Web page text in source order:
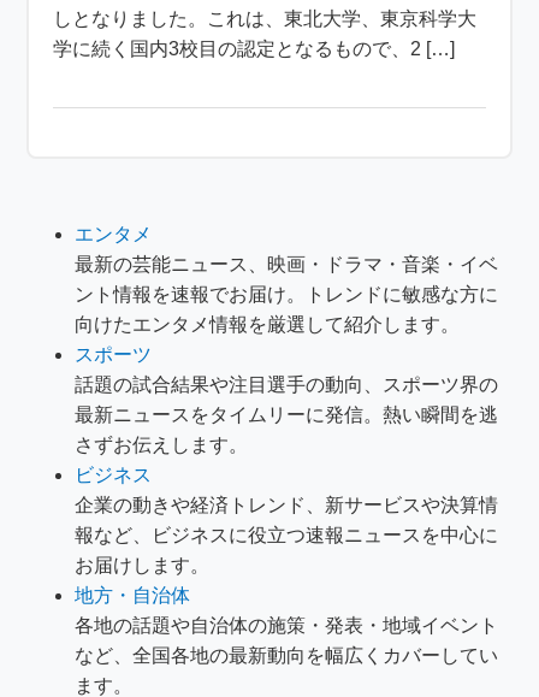
しとなりました。これは、東北大学、東京科学大
学に続く国内3校目の認定となるもので、2 […]
エンタメ
最新の芸能ニュース、映画・ドラマ・音楽・イベ
ント情報を速報でお届け。トレンドに敏感な方に
向けたエンタメ情報を厳選して紹介します。
スポーツ
話題の試合結果や注目選手の動向、スポーツ界の
最新ニュースをタイムリーに発信。熱い瞬間を逃
さずお伝えします。
ビジネス
企業の動きや経済トレンド、新サービスや決算情
報など、ビジネスに役立つ速報ニュースを中心に
お届けします。
地方・自治体
各地の話題や自治体の施策・発表・地域イベント
など、全国各地の最新動向を幅広くカバーしてい
ます。